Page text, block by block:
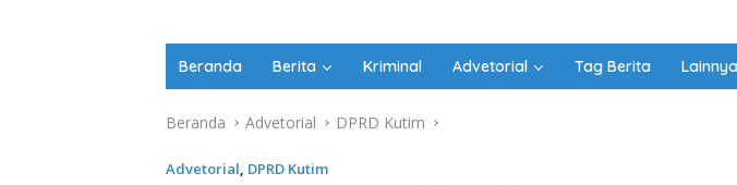
Beranda Berita Kriminal Advetorial Tag Berita Lainnya
Beranda Advetorial DPRD Kutim
Advetorial, DPRD Kutim